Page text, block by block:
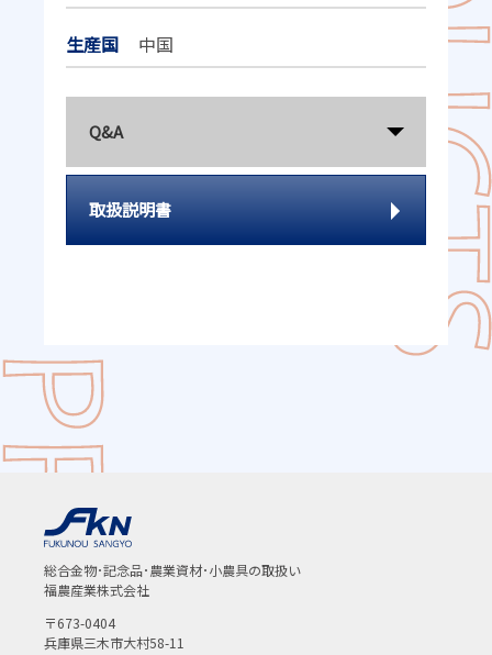
生産国 中国
Q&A
取扱説明書
総合金物･記念品･農業資材･小農具の取扱い
福農産業株式会社
〒673-0404
兵庫県三木市大村58-11